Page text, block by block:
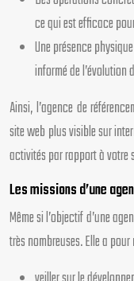
ce qui est efficace
Une présence
informé de l’évolution
Ainsi, l’agence de
site web plus visible sur
activités par rapport à votre
Les missions d’une
Même si l’objectif d’une
très nombreuses. Elle a